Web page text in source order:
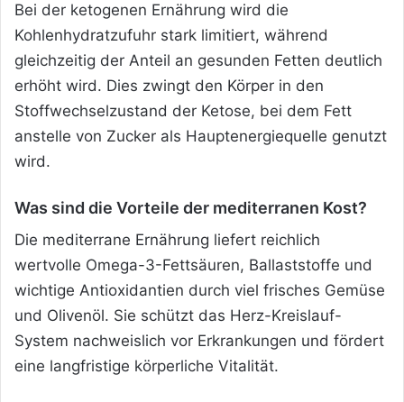
Bei der ketogenen Ernährung wird die
Kohlenhydratzufuhr stark limitiert, während
gleichzeitig der Anteil an gesunden Fetten deutlich
erhöht wird. Dies zwingt den Körper in den
Stoffwechselzustand der Ketose, bei dem Fett
anstelle von Zucker als Hauptenergiequelle genutzt
wird.
Was sind die Vorteile der mediterranen Kost?
Die mediterrane Ernährung liefert reichlich
wertvolle Omega-3-Fettsäuren, Ballaststoffe und
wichtige Antioxidantien durch viel frisches Gemüse
und Olivenöl. Sie schützt das Herz-Kreislauf-
System nachweislich vor Erkrankungen und fördert
eine langfristige körperliche Vitalität.